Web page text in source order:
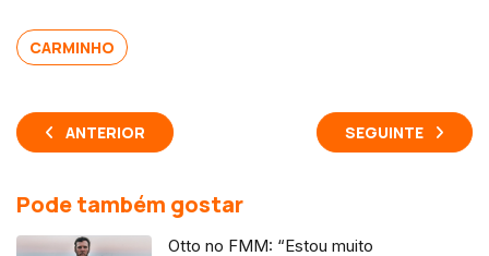
CARMINHO
ANTERIOR SEGUINTE
Pode também gostar
Otto no FMM: “Estou muito